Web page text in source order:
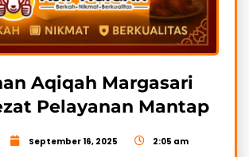
Aqiqah Margasari
Pelayanan Mantap
September 16, 2025 2:05 am